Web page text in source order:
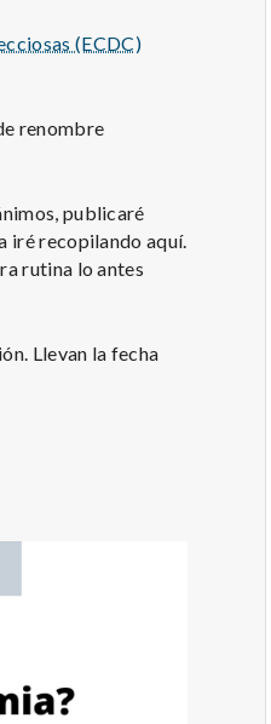
(ECDC)
renombre
publicaré
iré recopilando aquí.
rutina lo antes
Llevan la fecha